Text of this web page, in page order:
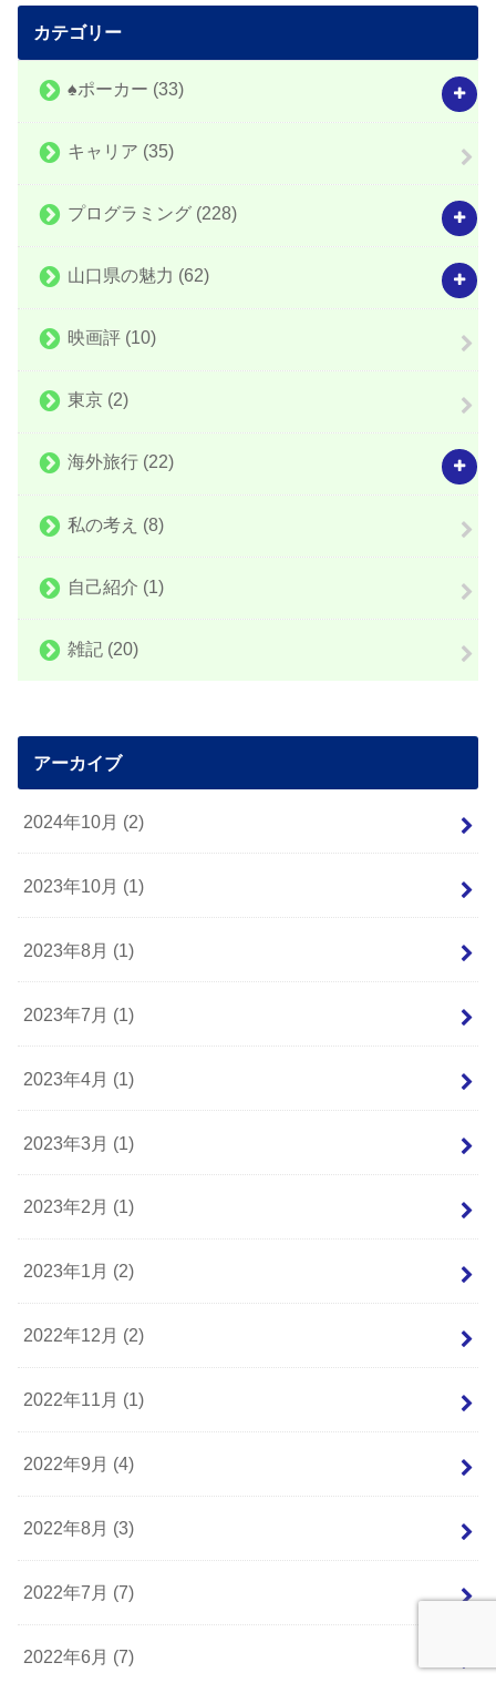
カテゴリー
♠️ポーカー (33)
キャリア (35)
プログラミング (228)
山口県の魅力 (62)
映画評 (10)
東京 (2)
海外旅行 (22)
私の考え (8)
自己紹介 (1)
雑記 (20)
アーカイブ
2024年10月 (2)
2023年10月 (1)
2023年8月 (1)
2023年7月 (1)
2023年4月 (1)
2023年3月 (1)
2023年2月 (1)
2023年1月 (2)
2022年12月 (2)
2022年11月 (1)
2022年9月 (4)
2022年8月 (3)
2022年7月 (7)
2022年6月 (7)